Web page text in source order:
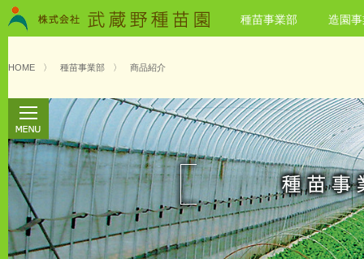
種苗事業部 造園
HOME 〉 種苗事業部 〉 商品紹介